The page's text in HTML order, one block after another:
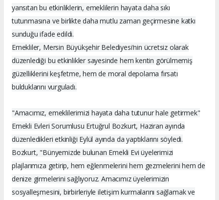
yansıtan bu etkinliklerin, emeklilerin hayata daha sıkı
tutunmasına ve birlikte daha mutlu zaman geçirmesine katkı
sunduğu ifade edildi.
Emekliler, Mersin Büyükşehir Belediyesi’nin ücretsiz olarak
düzenlediği bu etkinlikler sayesinde hem kentin görülmemiş
güzelliklerini keşfetme, hem de moral depolama fırsatı
bulduklarını vurguladı.
"Amacımız, emeklilerimizi hayata daha tutunur hale getirmek"
Emekli Evleri Sorumlusu Ertuğrul Bozkurt, Haziran ayında
düzenledikleri etkinliği Eylül ayında da yaptıklarını söyledi.
Bozkurt, "Bünyemizde bulunan Emekli Evi üyelerimizi
plajlarımıza getirip, hem eğlenmelerini hem gezmelerini hem de
denize girmelerini sağlıyoruz. Amacımız üyelerimizin
sosyalleşmesini, birbirleriyle iletişim kurmalarını sağlamak ve